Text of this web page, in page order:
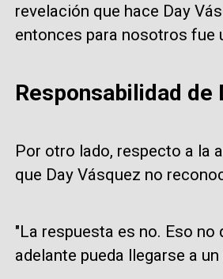
revelación que hace Day
entonces para nosotros fue
Responsabilidad de
Por otro lado, respecto a la
que Day Vásquez no
"La respuesta es no. Eso
adelante pueda llegarse a